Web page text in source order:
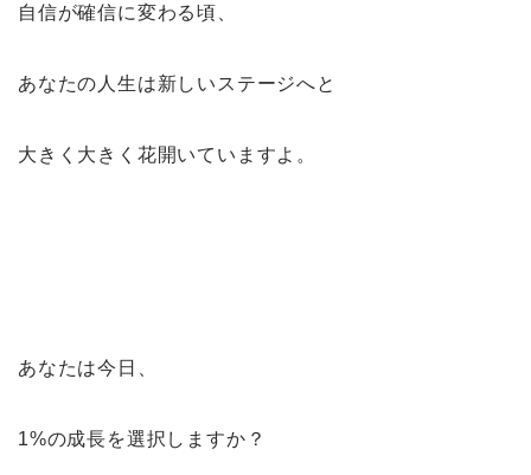
自信が確信に変わる頃、
あなたの人生は新しいステージへと
大きく大きく花開いていますよ。
あなたは今日、
1%の成長を選択しますか？